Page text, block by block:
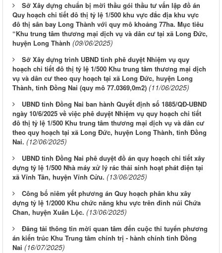
Sở Xây dựng chuẩn bị mời thầu gói thầu tư vấn lập đồ án
Quy hoạch chi tiết đô thị tỷ lệ 1/500 khu vực đắc địa khu vực
đô thị sân bay Long Thành với quy mô khoảng 77ha. Mục tiêu
“Khu trung tâm thương mại dịch vụ và dân cư tại xã Long Đức,
huyện Long Thành (09/06/2025)
Sở Xây dựng trình UBND tỉnh phê duyệt Nhiệm vụ quy
hoạch chi tiết đô thị tỷ lệ 1/500 Khu trung tâm thương mại dịch
vụ và dân cư theo quy hoạch tại xã Long Đức, huyện Long
Thành, tỉnh Đồng Nai (quy mô 77.0369,0m2) (11/06/2025)
UBND tỉnh Đồng Nai ban hành Quyết định số 1885/QĐ-UBND
ngày 10/6/2025 về việc phê duyệt Nhiệm vụ quy hoạch chi tiết
đô thị tỷ lệ 1/500 Khu trung tâm thương mại dịch vụ và dân cư
theo quy hoạch tại xã Long Đức, huyện Long Thành, tỉnh Đồng
Nai. (12/06/2025)
UBND tỉnh Đồng Nai phê duyệt đồ án quy hoạch chi tiết xây
dựng tỷ lệ 1/500 Nhà máy xử lý rác thải sinh hoạt phát điện tại
xã Vĩnh Tân, huyện Vĩnh Cửu. (13/06/2025)
Công bố niêm yết phương án Quy hoạch phân khu xây
dựng tỷ lệ 1/2000 Khu chức năng khu vực trên đỉnh núi Chứa
Chan, huyện Xuân Lộc. (13/06/2025)
Đăng tải thông tin mời quan tâm đến cuộc thi tuyển phương
án kiến trúc Khu Trung tâm chính trị - hành chính tỉnh Đồng
Nai (16/07/2025)